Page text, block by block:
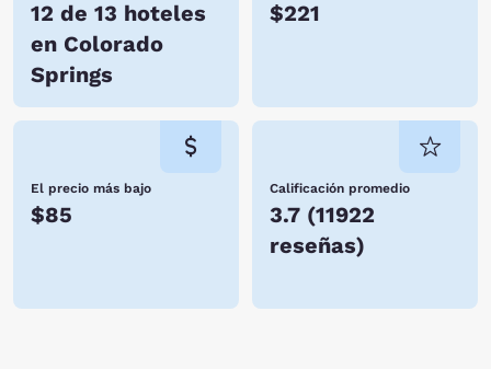
12 de 13 hoteles
en Colorado
Springs
$221
El precio más bajo
$85
Calificación promedio
3.7 (11922
reseñas)